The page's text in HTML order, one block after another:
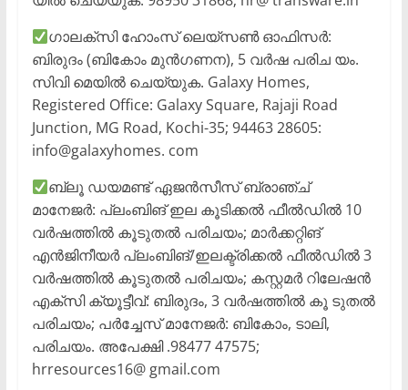
ഗാലക്സി ഹോംസ് ലെയ്സൺ ഓഫിസർ:
ബിരുദം (ബികോം മുൻഗണന), 5 വർഷ പരിച യം.
സിവി മെയിൽ ചെയ്യുക. Galaxy Homes,
Registered Office: Galaxy Square, Rajaji Road
Junction, MG Road, Kochi-35; 94463 28605:
info@galaxyhomes. com
ബ്ലൂ ഡയമണ്ട് ഏജൻസീസ് ബ്രാഞ്ച്
മാനേജർ: പ്ലംബിങ് ഇല കൂടിക്കൽ ഫീൽഡിൽ 10
വർഷത്തിൽ കൂടുതൽ പരിചയം; മാർക്കറ്റിങ്
എൻജിനീയർ പ്ലംബിങ്/ഇലക്ട്രിക്കൽ ഫീൽഡിൽ 3
വർഷത്തിൽ കൂടുതൽ പരിചയം; കസ്റ്റമർ റിലേഷൻ
എക്സി ക്യൂട്ടീവ്: ബിരുദം, 3 വർഷത്തിൽ കൂ ടുതൽ
പരിചയം; പർച്ചേസ് മാനേജർ: ബികോം, ടാലി,
പരിചയം. അപേക്ഷി .98477 47575;
hrresources16@ gmail.com